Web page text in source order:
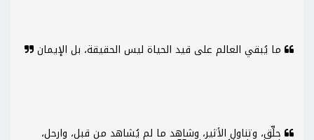
ما يُبقي العالم على قيد الحياة ليس الحقيقة، بل الإيمان
حلِّق، وتناول الأثير، وشاهد ما لم يُشاهد من قبل، وارحل،